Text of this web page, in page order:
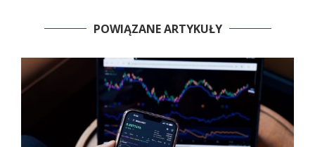
POWIĄZANE ARTYKUŁY